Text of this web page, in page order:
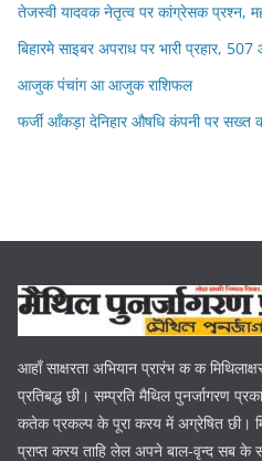
तेजस्वी यादवक नेतृत्व पर कांग्रेसक प्रश्न,
बिहारमे साइबर अपराध पर भारी प्रहार, 507
आजुक पंचांग आ आजुक राशिफल
फर्जी आँकड़ा देनिहार औषधि कंपनी पर सख्त
आहाँ साक्षरता अभियान प्रारंभ क क
प्रतिबद्ध छी। सम्प्रति मैथिल पुनर्जागरण
कतेक प्रकल्प के पूरा करय में अग्रेषित छी।
प्राप्त करय ताहि लेल अपने बाल-वृन्द सब के